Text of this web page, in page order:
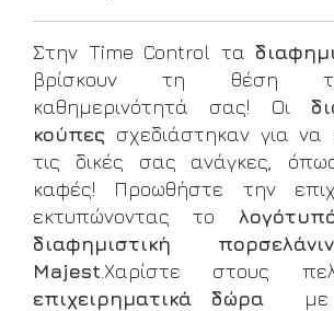
Στην Time Control τα
βρίσκουν τη θέση
καθημερινότητά σας! Οι
κούπες σχεδιάστηκαν για να
τις δικές σας ανάγκες,
καφές! Προωθήστε την
εκτυπώνοντας το
διαφημιστική
Majest .Χαρίστε στους
επιχειρηματικά δώρα